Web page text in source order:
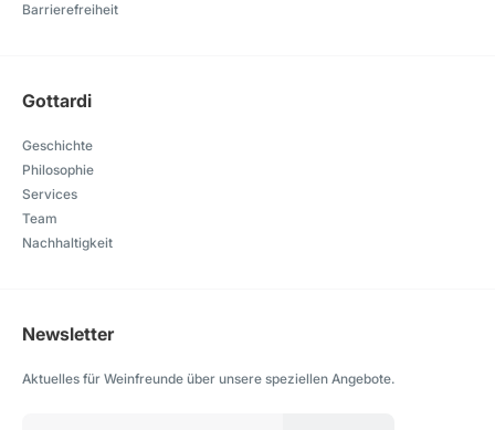
Barrierefreiheit
Gottardi
Geschichte
Philosophie
Services
Team
Nachhaltigkeit
Newsletter
Aktuelles für Weinfreunde über unsere speziellen Angebote.